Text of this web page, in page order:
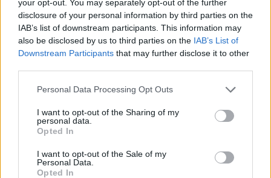
your opt-out. You may separately opt-out of the further
disclosure of your personal information by third parties on the
IAB’s list of downstream participants. This information may
also be disclosed by us to third parties on the IAB’s List of
Downstream Participants that may further disclose it to other
Personal Data Processing Opt Outs
I want to opt-out of the Sharing of my
personal data.
Opted In
I want to opt-out of the Sale of my
Personal Data.
Opted In
2024. november 11., hétfő
Földrengéssel indult a nap
Kézdivásárhelytől nem túl messze